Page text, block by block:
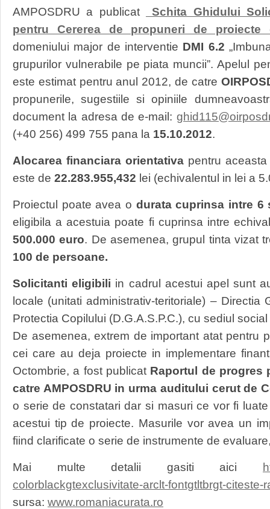
generale
2012
publicat
varianta
finala
AMPOSDRU a publicat
Schita Ghidului
pentru Cererea de propuneri de
domeniului major de interventie DMI 6.2
grupurilor vulnerabile pe piata muncii”. Apelul
este estimat pentru anul 2012, de catre
propunerile, sugestiile si opiniile
document la adresa de e-mail:
(+40 256) 499 755 pana la 15.10.2012.
Alocarea financiara orientativapentru aceasta
este de 22.283.955,432 lei (echivalentul in lei a
Proiectul poate avea o durata cuprinsa intre 6
eligibila a acestuia poate fi cuprinsa intre
500.000 euro. De asemenea, grupul tinta vizat
100 de persoane.
Solicitanti eligibili in cadrul acestui apel sunt
locale (unitati administrativ-teritoriale) – Directia
Protectia Copilului (D.G.A.S.P.C.), cu sediul
De asemenea, extrem de important atat pentru
cei care au deja proiecte in implementare
Octombrie, a fost publicat Raportul de progres
catre AMPOSDRU in urma auditului cerut de
o serie de constatari dar si masuri ce vor fi
acestui tip de proiecte. Masurile vor avea un
fiind clarificate o serie de instrumente de
Mai multe detalii gasiti aici
colorblackgtexclusivitate-arclt-fontgtltbrgt-citeste-
sursa: www.romaniacurata.ro